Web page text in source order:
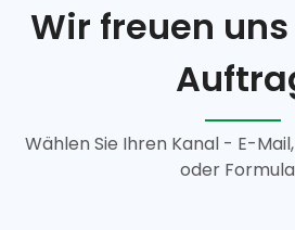
Wir freuen
Wählen Sie Ihren Kanal - E-
oder